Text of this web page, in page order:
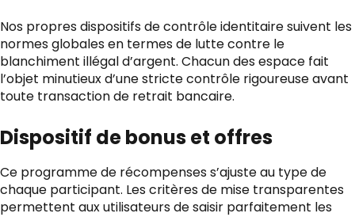
Nos propres dispositifs de contrôle identitaire suivent les
normes globales en termes de lutte contre le
blanchiment illégal d’argent. Chacun des espace fait
l’objet minutieux d’une stricte contrôle rigoureuse avant
toute transaction de retrait bancaire.
Dispositif de bonus et offres
Ce programme de récompenses s’ajuste au type de
chaque participant. Les critères de mise transparentes
permettent aux utilisateurs de saisir parfaitement les